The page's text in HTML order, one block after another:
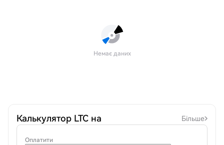
Немає даних
Калькулятор LTC на Більше
Оплатити